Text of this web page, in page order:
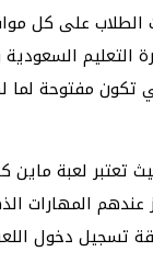
على كل
التعليم
تكون مفتوحة لما
لعبة ماين
عندهم المهارات
دخول